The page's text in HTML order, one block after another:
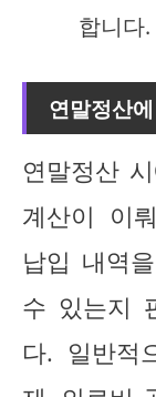
합니다.
연말정산
연말정산
계산이 이
납입 내역
수 있는지
다. 일반적